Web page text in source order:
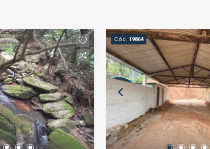
Cód. 19864